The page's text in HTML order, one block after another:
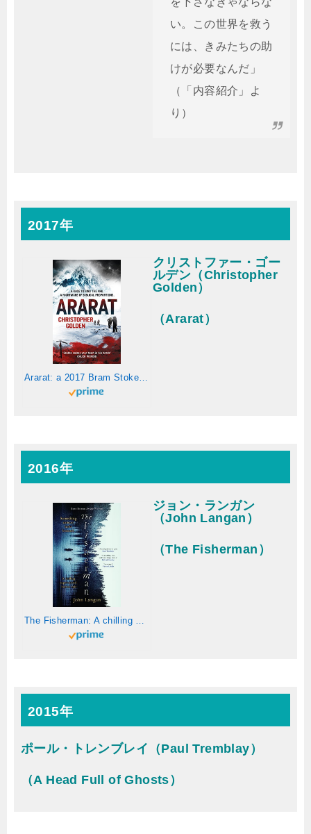
い。この世界を救う
には、きみたちの助
けが必要なんだ」
（「内容紹介」よ
り）
2017年
Ararat: a 2017 Bram Stoker Award winner (English Edition)
クリストファー・ゴー
ルデン（Christopher
Golden）
（Ararat）
2016年
The Fisherman: A chilling supernatural horror epic (English Edition)
ジョン・ランガン
（John Langan）
（The Fisherman）
2015年
ポール・トレンブレイ（Paul Tremblay）
（A Head Full of Ghosts）